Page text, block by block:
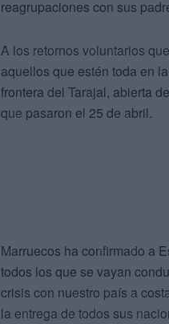
reagrupaciones con sus
A los retornos voluntarios
aquellos que estén toda en
frontera del Tarajal, abierta
que pasaron el 25 de abril.
Marruecos ha confirmado a
todos los que se vayan
crisis con nuestro país a
la entrega de todos sus